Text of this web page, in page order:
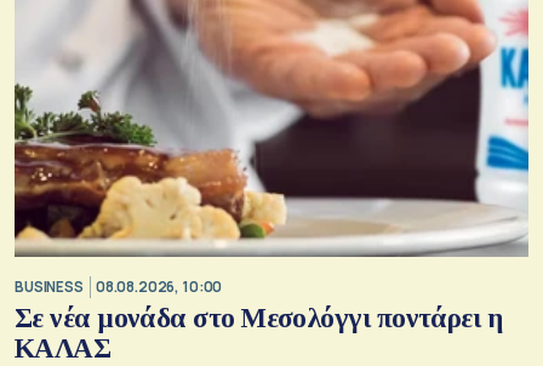
BUSINESS 08.08.2026, 10:00
Σε νέα μονάδα στο Μεσολόγγι ποντάρει η
ΚΑΛΑΣ